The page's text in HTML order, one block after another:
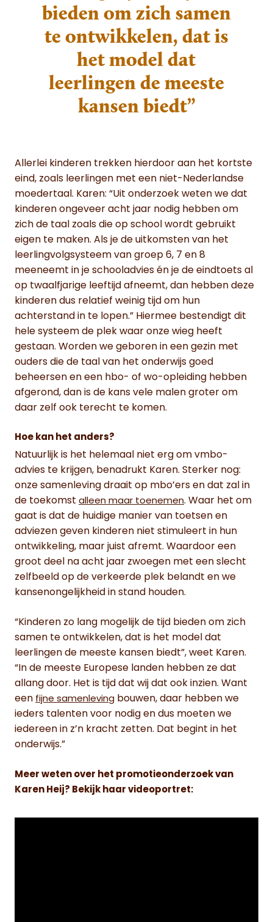
bieden om zich samen
te ontwikkelen, dat is
het model dat
leerlingen de meeste
kansen biedt”
Allerlei kinderen trekken hierdoor aan het kortste
eind, zoals leerlingen met een niet-Nederlandse
moedertaal. Karen: “Uit onderzoek weten we dat
kinderen ongeveer acht jaar nodig hebben om
zich de taal zoals die op school wordt gebruikt
eigen te maken. Als je de uitkomsten van het
leerlingvolgsysteem van groep 6, 7 en 8
meeneemt in je schooladvies én je de eindtoets al
op twaalfjarige leeftijd afneemt, dan hebben deze
kinderen dus relatief weinig tijd om hun
achterstand in te lopen.” Hiermee bestendigt dit
hele systeem de plek waar onze wieg heeft
gestaan. Worden we geboren in een gezin met
ouders die de taal van het onderwijs goed
beheersen en een hbo- of wo-opleiding hebben
afgerond, dan is de kans vele malen groter om
daar zelf ook terecht te komen.
Hoe kan het anders?
Natuurlijk is het helemaal niet erg om vmbo-
advies te krijgen, benadrukt Karen. Sterker nog:
onze samenleving draait op mbo’ers en dat zal in
de toekomst alleen maar toenemen. Waar het om
gaat is dat de huidige manier van toetsen en
adviezen geven kinderen niet stimuleert in hun
ontwikkeling, maar juist afremt. Waardoor een
groot deel na acht jaar zwoegen met een slecht
zelfbeeld op de verkeerde plek belandt en we
kansenongelijkheid in stand houden.
“Kinderen zo lang mogelijk de tijd bieden om zich
samen te ontwikkelen, dat is het model dat
leerlingen de meeste kansen biedt”, weet Karen.
“In de meeste Europese landen hebben ze dat
allang door. Het is tijd dat wij dat ook inzien. Want
een fijne samenleving bouwen, daar hebben we
ieders talenten voor nodig en dus moeten we
iedereen in z’n kracht zetten. Dat begint in het
onderwijs.”
Meer weten over het promotieonderzoek van
Karen Heij? Bekijk haar videoportret: